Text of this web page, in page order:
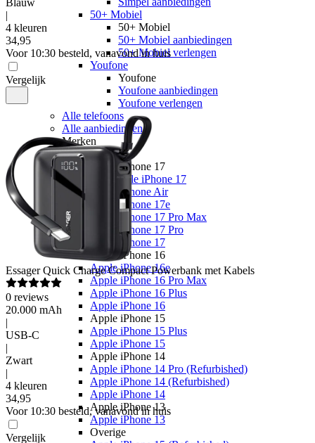
50+ Mobiel
50+ Mobiel
50+ Mobiel aanbiedingen
50+ Mobiel verlengen
Youfone
Youfone
Youfone aanbiedingen
Youfone verlengen
Alle telefoons
Alle aanbiedingen
Merken
Apple
Apple iPhone 17
Alle Apple iPhone 17
Apple iPhone Air
Apple iPhone 17e
Apple iPhone 17 Pro Max
Apple iPhone 17 Pro
Apple iPhone 17
Apple iPhone 16
Apple iPhone 16e
Apple iPhone 16 Pro Max
Apple iPhone 16 Plus
Apple iPhone 16
Apple iPhone 15
Apple iPhone 15 Plus
Apple iPhone 15
Apple iPhone 14
Apple iPhone 14 Pro (Refurbished)
Apple iPhone 14 (Refurbished)
Apple iPhone 14
Apple iPhone 13
Apple iPhone 13
Overige
Blauw
|
4 kleuren
34,95
Voor 10:30 besteld, vanavond in huis
Vergelijk
Essager Quick Charge Compact Powerbank met Kabels
0 reviews
20.000 mAh
|
USB-C
|
Zwart
|
4 kleuren
34,95
Voor 10:30 besteld, vanavond in huis
Vergelijk